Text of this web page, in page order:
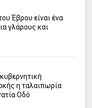
Έβρου είναι ένα
γλάρους και
η ταλαιπωρία
Οδό